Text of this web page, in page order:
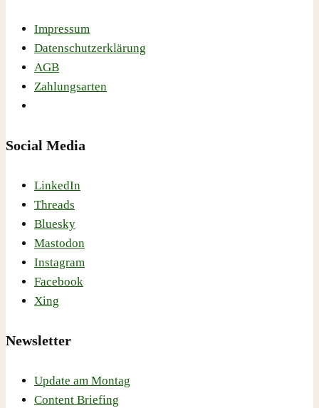
Impressum
Datenschutzerklärung
AGB
Zahlungsarten
Social Media
LinkedIn
Threads
Bluesky
Mastodon
Instagram
Facebook
Xing
Newsletter
Update am Montag
Content Briefing